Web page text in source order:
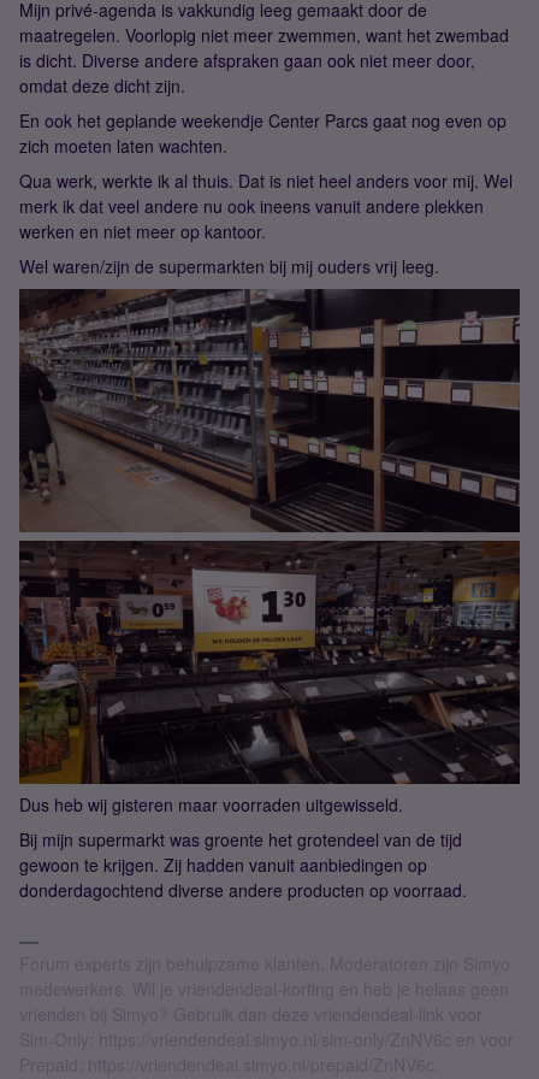
Mijn privé-agenda is vakkundig leeg gemaakt door de
maatregelen. Voorlopig niet meer zwemmen, want het zwembad
is dicht. Diverse andere afspraken gaan ook niet meer door,
omdat deze dicht zijn.
En ook het geplande weekendje Center Parcs gaat nog even op
zich moeten laten wachten.
Qua werk, werkte ik al thuis. Dat is niet heel anders voor mij. Wel
merk ik dat veel andere nu ook ineens vanuit andere plekken
werken en niet meer op kantoor.
Wel waren/zijn de supermarkten bij mij ouders vrij leeg.
Dus heb wij gisteren maar voorraden uitgewisseld.
Bij mijn supermarkt was groente het grotendeel van de tijd
gewoon te krijgen. Zij hadden vanuit aanbiedingen op
donderdagochtend diverse andere producten op voorraad.
Forum experts zijn behulpzame klanten. Moderatoren zijn Simyo
medewerkers. Wil je vriendendeal-korting en heb je helaas geen
vrienden bij Simyo? Gebruik dan deze vriendendeal-link voor
Sim-Only: https://vriendendeal.simyo.nl/sim-only/ZnNV6c en voor
Prepaid: https://vriendendeal.simyo.nl/prepaid/ZnNV6c.